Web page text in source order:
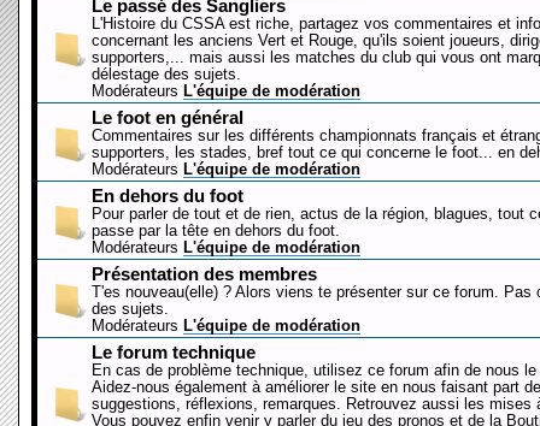
Le passé des Sangliers
L'Histoire du CSSA est riche, partagez vos commentaires et
concernant les anciens Vert et Rouge, qu'ils soient joueurs,
supporters,... mais aussi les matches du club qui vous ont
délestage des sujets.
Modérateurs L'équipe de modération
Le foot en général
Commentaires sur les différents championnats français et
supporters, les stades, bref tout ce qui concerne le foot... en
Modérateurs L'équipe de modération
En dehors du foot
Pour parler de tout et de rien, actus de la région, blagues, tout
passe par la tête en dehors du foot.
Modérateurs L'équipe de modération
Présentation des membres
T'es nouveau(elle) ? Alors viens te présenter sur ce forum. Pas
des sujets.
Modérateurs L'équipe de modération
Le forum technique
En cas de problème technique, utilisez ce forum afin de nous le
Aidez-nous également à améliorer le site en nous faisant part
suggestions, réflexions, remarques. Retrouvez aussi les mises
Vous pouvez enfin venir y parler du jeu des pronos et de la